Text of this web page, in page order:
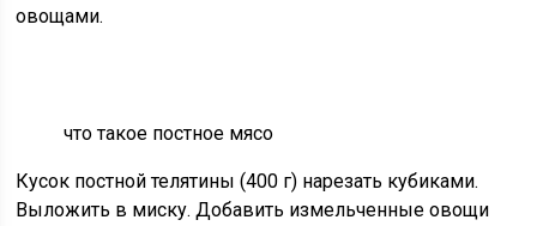
овощами.
что такое постное мясо
Кусок постной телятины (400 г) нарезать кубиками.
Выложить в миску. Добавить измельченные овощи